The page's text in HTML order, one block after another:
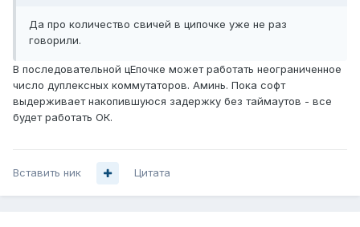
Да про количество свичей в ципочке уже не раз
говорили.
В последовательной цЕпочке может работать неограниченное
число дуплексных коммутаторов. Аминь. Пока софт
выдерживает накопившуюся задержку без таймаутов - все
будет работать ОК.
Вставить ник Цитата